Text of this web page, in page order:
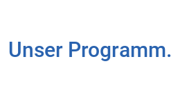
Unser Programm.